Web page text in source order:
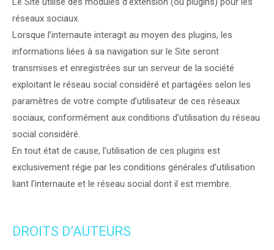
réseaux sociaux.
Lorsque l’internaute interagit au moyen des plugins, les
informations liées à sa navigation sur le Site seront
transmises et enregistrées sur un serveur de la société
exploitant le réseau social considéré et partagées selon les
paramètres de votre compte d’utilisateur de ces réseaux
sociaux, conformément aux conditions d’utilisation du réseau
social considéré.
En tout état de cause, l’utilisation de ces plugins est
exclusivement régie par les conditions générales d’utilisation
liant l’internaute et le réseau social dont il est membre.
DROITS D’AUTEURS